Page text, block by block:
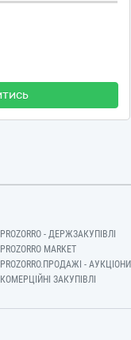
PROZORRO - ДЕРЖЗАКУПІВЛІ
PROZORRO MARKET
PROZORRO.ПРОДАЖІ - АУКЦІОНИ
КОМЕРЦІЙНІ ЗАКУПІВЛІ